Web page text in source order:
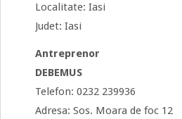
Localitate: Iasi
Judet: Iasi
Antreprenor
DEBEMUS
Telefon: 0232 239936
Adresa: Sos. Moara de foc 12